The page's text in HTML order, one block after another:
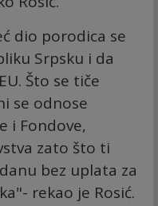
dio porodica se
Srpsku i da
Što se tiče
se odnose
i Fondove,
zato što ti
bez uplata za
rekao je Rosić.